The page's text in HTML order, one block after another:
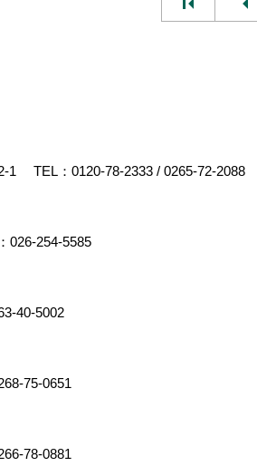
1 TEL： 0120-78-2333 / 0265-72-2088
026-254-5585
40-5002
75-0651
78-0881